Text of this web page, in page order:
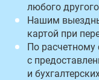
любого
Нашим
картой при
По расчетному
с
и